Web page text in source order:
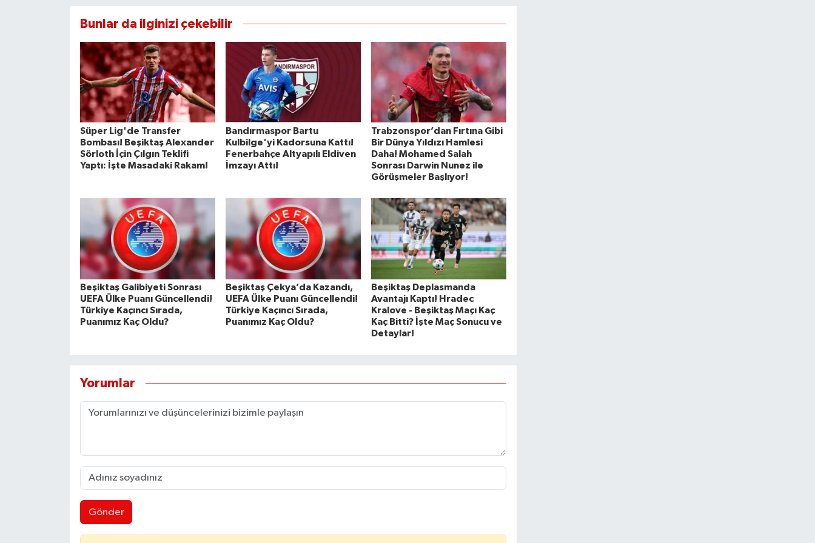
Bunlar da ilginizi çekebilir
Süper Lig'de Transfer
Bombası! Beşiktaş Alexander
Sörloth İçin Çılgın Teklifi
Yaptı: İşte Masadaki Rakam!
Bandırmaspor Bartu
Kulbilge'yi Kadorsuna Kattı!
Fenerbahçe Altyapılı Eldiven
İmzayı Attı!
Trabzonspor’dan Fırtına Gibi
Bir Dünya Yıldızı Hamlesi
Daha! Mohamed Salah
Sonrası Darwin Nunez ile
Görüşmeler Başlıyor!
Beşiktaş Galibiyeti Sonrası
UEFA Ülke Puanı Güncellendi!
Türkiye Kaçıncı Sırada,
Puanımız Kaç Oldu?
Beşiktaş Çekya’da Kazandı,
UEFA Ülke Puanı Güncellendi!
Türkiye Kaçıncı Sırada,
Puanımız Kaç Oldu?
Beşiktaş Deplasmanda
Avantajı Kaptı! Hradec
Kralove - Beşiktaş Maçı Kaç
Kaç Bitti? İşte Maç Sonucu ve
Detaylar!
Yorumlar
Gönder